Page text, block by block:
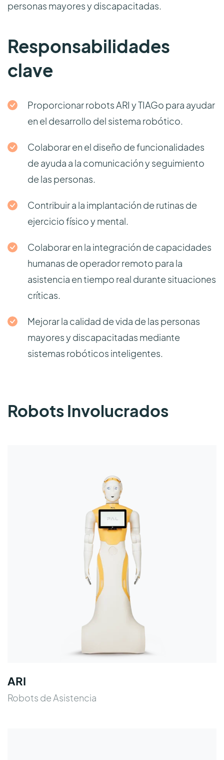
personas mayores y discapacitadas.
Responsabilidades
clave
Proporcionar robots ARI y TIAGo para ayudar
en el desarrollo del sistema robótico.
Colaborar en el diseño de funcionalidades
de ayuda a la comunicación y seguimiento
de las personas.
Contribuir a la implantación de rutinas de
ejercicio físico y mental.
Colaborar en la integración de capacidades
humanas de operador remoto para la
asistencia en tiempo real durante situaciones
críticas.
Mejorar la calidad de vida de las personas
mayores y discapacitadas mediante
sistemas robóticos inteligentes.
Robots Involucrados
ARI
Robots de Asistencia